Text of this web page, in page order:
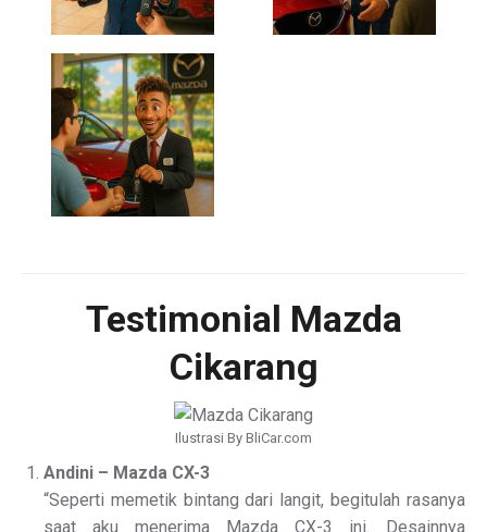
Testimonial Mazda
Cikarang
Ilustrasi By BliCar.com
Andini – Mazda CX-3
“Seperti memetik bintang dari langit, begitulah rasanya
saat aku menerima Mazda CX-3 ini. Desainnya